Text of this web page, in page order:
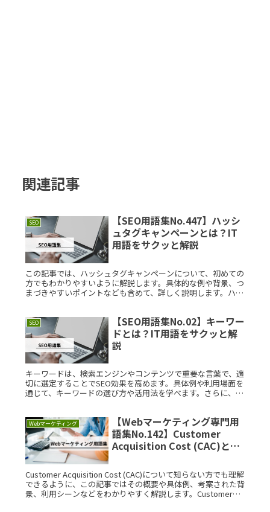
関連記事
SEO
【SEO用語集No.447】ハッシ
ュタグキャンペーンとは？IT
用語をサクッと解説
この記事では、ハッシュタグキャンペーンについて、初めての
方でもわかりやすいように解説します。具体的な例や背景、つ
まづきやすいポイントなども含めて、詳しく説明します。ハッ
SEO
【SEO用語集No.02】キーワー
ドとは？IT用語をサクッと解
説
キーワードは、検索エンジンやコンテンツで重要な言葉で、適
切に選定することでSEO効果を高めます。具体例や利用場面を
通じて、キーワードの選び方や活用法を学べます。さらに、関
を増加させるメリットがあります。
Webマーケティング
【Webマーケティング専門用
語集No.142】Customer
Acquisition Cost (CAC)と
Customer Acquisition Cost (CAC)について知らない方でも理解
できるように、この記事ではその概要や具体例、考案された背
景、利用シーンなどをわかりやすく解説します。Customer